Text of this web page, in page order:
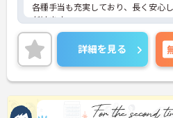
各種手当も充実しており、長く安心
だけます。
残業少なめなので出勤日でもプライ
確保して頂けますよ★
ご興味のある方は是非お気軽にお問
い。
詳細を見る